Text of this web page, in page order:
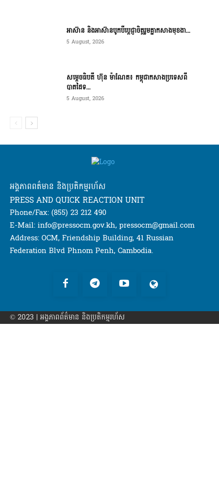
អាស៊ាន និងអាស៊ានបូកបីប្តេជ្ញាចិត្តរួមគ្នាកសាងមុខងា...
5 August, 2026
សម្ដេចធិបតី ហ៊ុន ម៉ាណែត៖ កម្ពុជាកសាងប្រទេសពី
បាតដៃទ...
5 August, 2026
អង្គភាពពត៌មាន និងប្រតិកម្មរហ័ស
PRESS AND QUICK REACTION UNIT
Phone/Fax: (855) 23 212 490
E-Mail: info@pressocm.gov.kh, pressocm@gmail.com
Address: OCM, Friendship Building, 41 Russian
Federation Blvd Phnom Penh, Cambodia.
© 2023 | អង្គភាព​ព័ត៌មាន​ និងប្រតិកម្មរហ័ស